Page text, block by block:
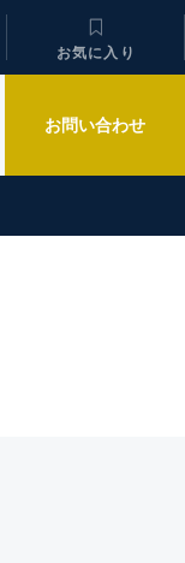
お気に入り
お問い合わせ